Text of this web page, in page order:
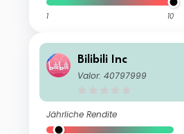
1 10
Bilibili Inc
Valor: 40797999
Jährliche Rendite